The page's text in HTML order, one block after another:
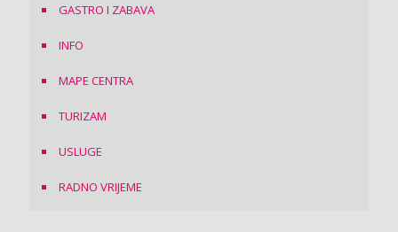
GASTRO I ZABAVA
INFO
MAPE CENTRA
TURIZAM
USLUGE
RADNO VRIJEME